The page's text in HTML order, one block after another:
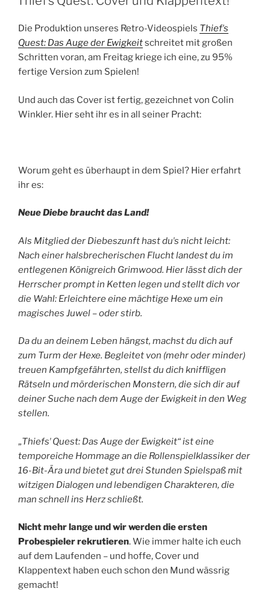
Die Produktion unseres Retro-Videospiels Thiefʼs
Quest: Das Auge der Ewigkeitschreitet mit großen
Schritten voran, am Freitag kriege ich eine, zu 95%
fertige Version zum Spielen!
Und auch das Cover ist fertig, gezeichnet von Colin
Winkler. Hier seht ihr es in all seiner Pracht:
Worum geht es überhaupt in dem Spiel? Hier erfahrt
ihr es:
Neue Diebe braucht das Land!
Als Mitglied der Diebeszunft hast duʼs nicht leicht:
Nach einer halsbrecherischen Flucht landest du im
entlegenen Königreich Grimwood. Hier lässt dich der
Herrscher prompt in Ketten legen und stellt dich vor
die Wahl: Erleichtere eine mächtige Hexe um ein
magisches Juwel – oder stirb.
Da du an deinem Leben hängst, machst du dich auf
zum Turm der Hexe. Begleitet von (mehr oder minder)
treuen Kampfgefährten, stellst du dich kniffligen
Rätseln und mörderischen Monstern, die sich dir auf
deiner Suche nach dem Auge der Ewigkeit in den Weg
stellen.
„Thiefsʼ Quest: Das Auge der Ewigkeit“ ist eine
temporeiche Hommage an die Rollenspielklassiker der
16-Bit-Ära und bietet gut drei Stunden Spielspaß mit
witzigen Dialogen und lebendigen Charakteren, die
man schnell ins Herz schließt.
Nicht mehr lange und wir werden die ersten
Probespieler rekrutieren. Wie immer halte ich euch
auf dem Laufenden – und hoffe, Cover und
Klappentext haben euch schon den Mund wässrig
gemacht!